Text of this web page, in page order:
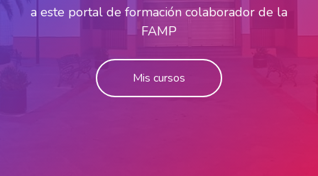
a este portal de formación colaborador de la
FAMP
Mis cursos